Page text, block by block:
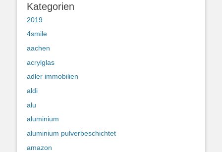
Kategorien
2019
4smile
aachen
acrylglas
adler immobilien
aldi
alu
aluminium
aluminium pulverbeschichtet
amazon